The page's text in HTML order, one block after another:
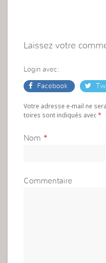
Laissez votre
Login avec:
Facebook
Votre adresse e-mail ne
toires sont indiqués avec*
Nom *
Commentaire